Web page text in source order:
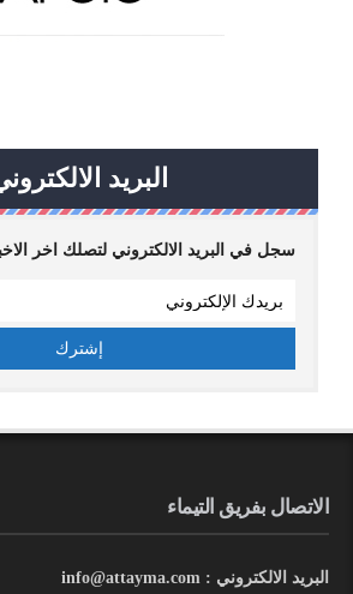
البريد
سجل في البريد الالكتروني لتصلك اخر
الاتصال بفريق التيماء
البريد الالكتروني : info@attayma.com